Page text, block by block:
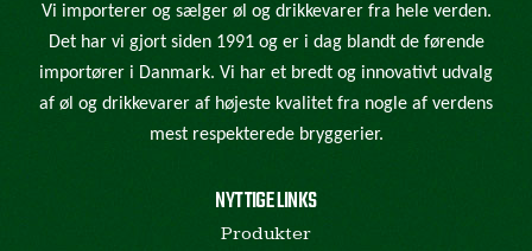
Vi importerer og sælger øl og drikkevarer fra hele verden.
Det har vi gjort siden 1991 og er i dag blandt de førende
importører i Danmark. Vi har et bredt og innovativt udvalg
af øl og drikkevarer af højeste kvalitet fra nogle af verdens
mest respekterede bryggerier.
NYTTIGE LINKS
Produkter